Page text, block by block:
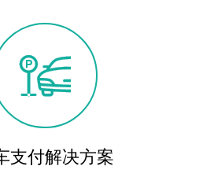

支付解决方案